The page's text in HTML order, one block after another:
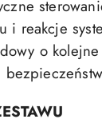
i reakcje
o